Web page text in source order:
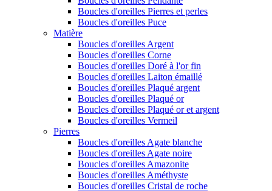
Boucles d'oreilles Pierres et perles
Boucles d'oreilles Puce
Matière
Boucles d'oreilles Argent
Boucles d'oreilles Corne
Boucles d'oreilles Doré à l'or fin
Boucles d'oreilles Laiton émaillé
Boucles d'oreilles Plaqué argent
Boucles d'oreilles Plaqué or
Boucles d'oreilles Plaqué or et argent
Boucles d'oreilles Vermeil
Pierres
Boucles d'oreilles Agate blanche
Boucles d'oreilles Agate noire
Boucles d'oreilles Amazonite
Boucles d'oreilles Améthyste
Boucles d'oreilles Cristal de roche